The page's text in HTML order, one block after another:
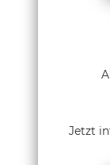
Jetzt